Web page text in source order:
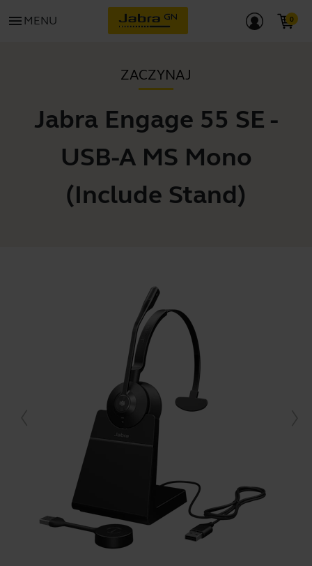
menu MENU
ZACZYNAJ
Jabra Engage 55 SE -
USB-A MS Mono
(Include Stand)